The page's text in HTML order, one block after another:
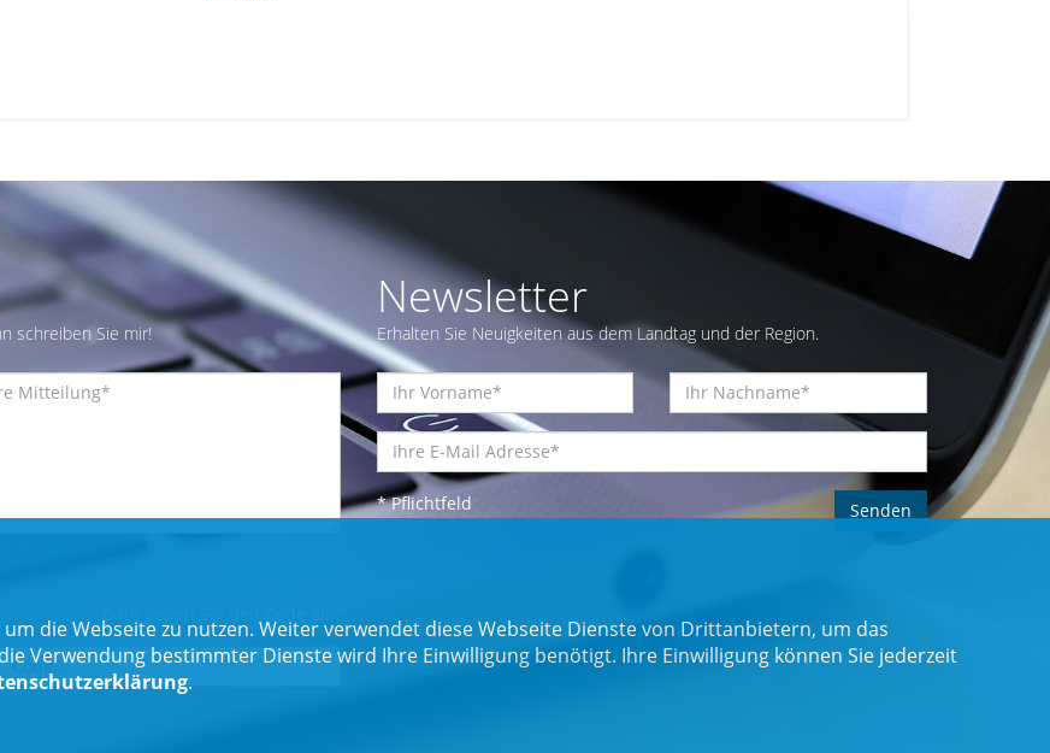
schreiben Sie mir!
Newsletter
Erhalten Sie Neuigkeiten aus dem Landtag und der Region.
* Pflichtfeld
die Webseite zu nutzen. Weiter verwendet diese Webseite Dienste von Drittanbietern, um das
Verwendung bestimmter Dienste wird Ihre Einwilligung benötigt. Ihre Einwilligung können Sie jederzeit
.